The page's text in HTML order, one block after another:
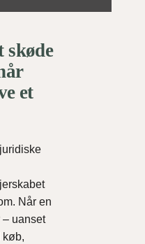
skøde
et
Når en
– uanset
køb,